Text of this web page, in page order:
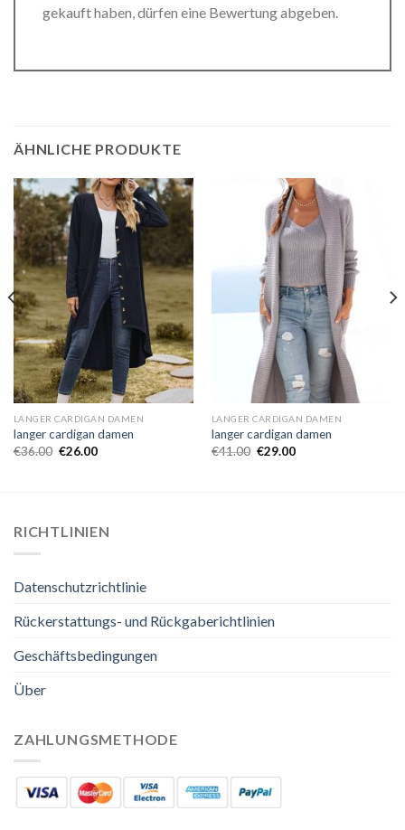
gekauft haben, dürfen eine Bewertung abgeben.
ÄHNLICHE PRODUKTE
LANGER CARDIGAN DAMEN
langer cardigan damen
€36.00 €26.00
LANGER CARDIGAN DAMEN
langer cardigan damen
€41.00 €29.00
RICHTLINIEN
Datenschutzrichtlinie
Rückerstattungs- und Rückgaberichtlinien
Geschäftsbedingungen
Über
ZAHLUNGSMETHODE